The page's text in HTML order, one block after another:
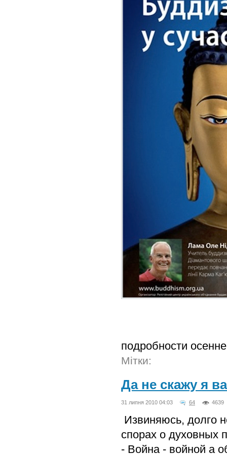
подробности
Мітки:
Да не скажу я
31 липня 2010 04:03 64 4639
Извиняюсь, долго
спорах о духовных
- Война - войной а